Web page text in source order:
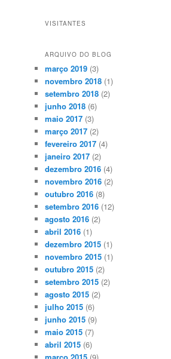
VISITANTES
ARQUIVO DO BLOG
março 2019 (3)
novembro 2018 (1)
setembro 2018 (2)
junho 2018 (6)
maio 2017 (3)
março 2017 (2)
fevereiro 2017 (4)
janeiro 2017 (2)
dezembro 2016 (4)
novembro 2016 (2)
outubro 2016 (8)
setembro 2016 (12)
agosto 2016 (2)
abril 2016 (1)
dezembro 2015 (1)
novembro 2015 (1)
outubro 2015 (2)
setembro 2015 (2)
agosto 2015 (2)
julho 2015 (6)
junho 2015 (9)
maio 2015 (7)
abril 2015 (6)